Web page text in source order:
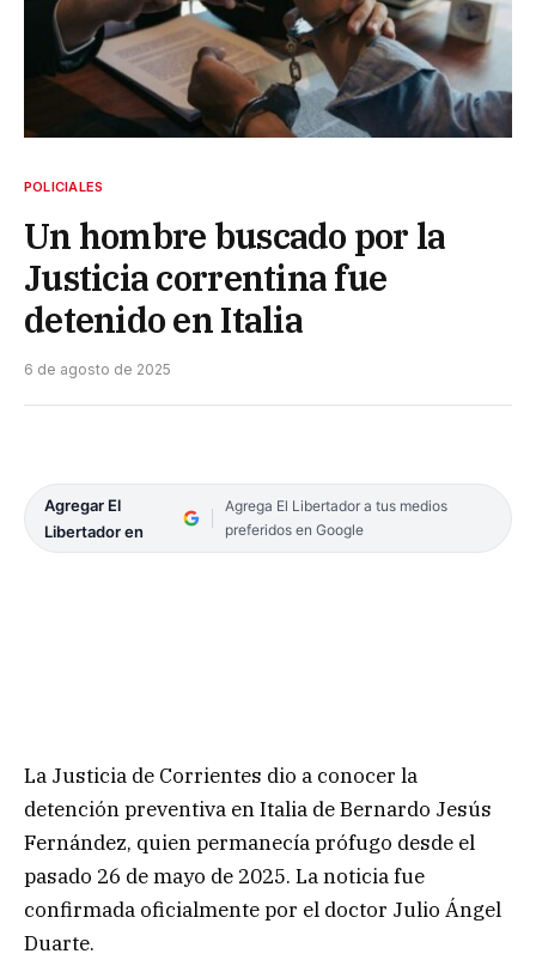
POLICIALES
Un hombre buscado por la
Justicia correntina fue
detenido en Italia
6 de agosto de 2025
Agregar El
Libertador en
Agrega El Libertador a tus medios
preferidos en Google
La Justicia de Corrientes dio a conocer la
detención preventiva en Italia de Bernardo Jesús
Fernández, quien permanecía prófugo desde el
pasado 26 de mayo de 2025. La noticia fue
confirmada oficialmente por el doctor Julio Ángel
Duarte.